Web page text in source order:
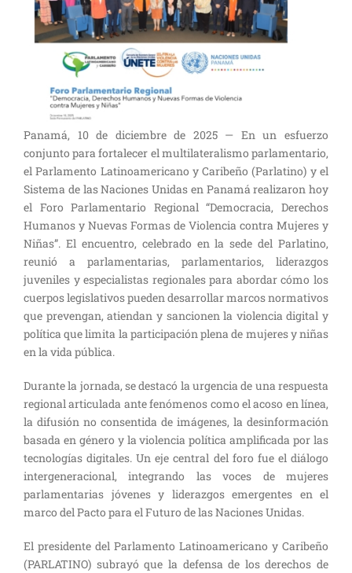
Panamá, 10 de diciembre de 2025 — En un esfuerzo
conjunto para fortalecer el multilateralismo parlamentario,
el Parlamento Latinoamericano y Caribeño (Parlatino) y el
Sistema de las Naciones Unidas en Panamá realizaron hoy
el Foro Parlamentario Regional “Democracia, Derechos
Humanos y Nuevas Formas de Violencia contra Mujeres y
Niñas”. El encuentro, celebrado en la sede del Parlatino,
reunió a parlamentarias, parlamentarios, liderazgos
juveniles y especialistas regionales para abordar cómo los
cuerpos legislativos pueden desarrollar marcos normativos
que prevengan, atiendan y sancionen la violencia digital y
política que limita la participación plena de mujeres y niñas
en la vida pública.
Durante la jornada, se destacó la urgencia de una respuesta
regional articulada ante fenómenos como el acoso en línea,
la difusión no consentida de imágenes, la desinformación
basada en género y la violencia política amplificada por las
tecnologías digitales. Un eje central del foro fue el diálogo
intergeneracional, integrando las voces de mujeres
parlamentarias jóvenes y liderazgos emergentes en el
marco del Pacto para el Futuro de las Naciones Unidas.
El presidente del Parlamento Latinoamericano y Caribeño
(PARLATINO) subrayó que la defensa de los derechos de